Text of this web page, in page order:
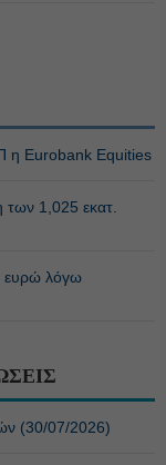
η Eurobank Equities
των 1,025 εκατ.
ευρώ λόγω
(30/07/2026)